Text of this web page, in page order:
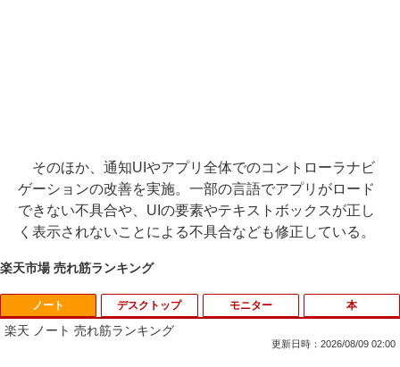
そのほか、通知UIやアプリ全体でのコントローラナビ
ゲーションの改善を実施。一部の言語でアプリがロード
できない不具合や、UIの要素やテキストボックスが正し
く表示されないことによる不具合なども修正している。
楽天市場 売れ筋ランキング
ノート
楽天 ノート 売れ筋ランキング
更新日時：2026/08/09 02:00
デスクトップ モニター 本